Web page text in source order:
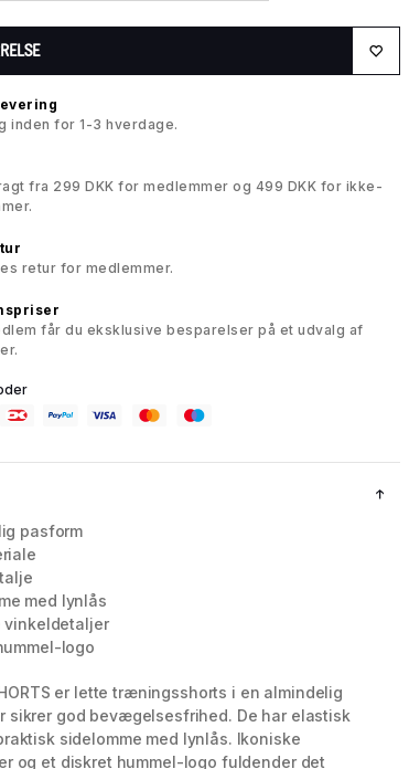
inden for 1-3 hverdage.
fra 299 DKK for medlemmer og 499 DKK for ikke-
retur for medlemmer.
får du eksklusive besparelser på et udvalg af
pasform
med lynlås
vinkeldetaljer
logo
er lette træningsshorts i en almindelig
sikrer god bevægelsesfrihed. De har elastisk
sidelomme med lynlås. Ikoniske
og et diskret hummel-logo fuldender det